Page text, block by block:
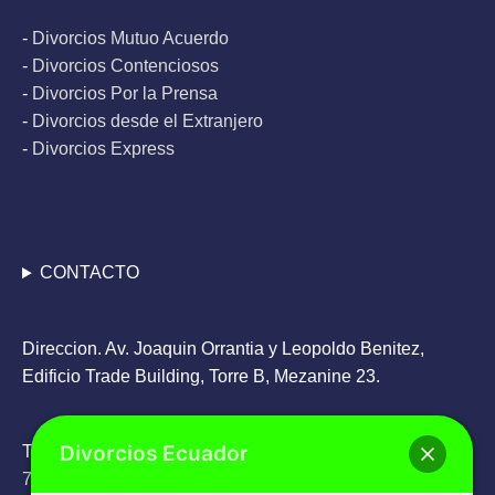
- Divorcios Mutuo Acuerdo
- Divorcios Contenciosos
- Divorcios Por la Prensa
- Divorcios desde el Extranjero
- Divorcios Express
CONTACTO
Direccion. Av. Joaquin Orrantia y Leopoldo Benitez,
Edificio Trade Building, Torre B, Mezanine 23.
Teléfono: Oficina+593 4 263 9336
+593 98
785 6505
Divorcios Ecuador